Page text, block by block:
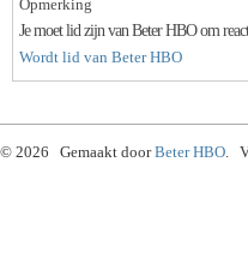
Opmerking
Je moet lid zijn van Beter HBO om
Wordt lid van Beter HBO
© 2026 Gemaakt doorBeter HBO.